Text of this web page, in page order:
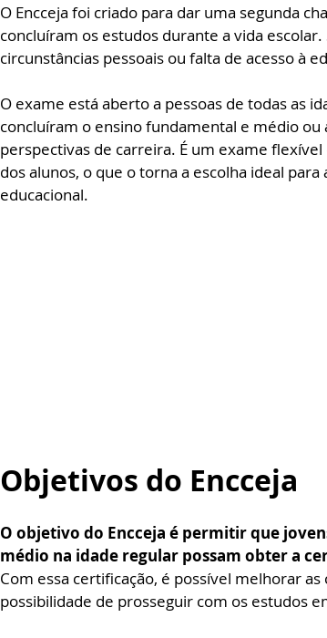
O Encceja foi criado para dar uma segunda
concluíram os estudos durante a vida
circunstâncias pessoais ou falta de acesso à
O exame está aberto a pessoas de todas as
concluíram o ensino fundamental e médio
perspectivas de carreira. É um exame
dos alunos, o que o torna a escolha ideal
educacional.
Objetivos do Encceja
O objetivo do Encceja é permitir que
médio na idade regular possam obter a
Com essa certificação, é possível melhorar
possibilidade de prosseguir com os estudos